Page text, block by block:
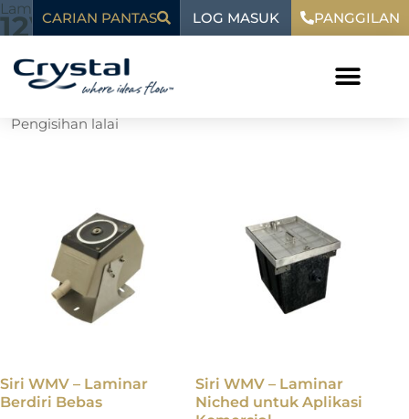
kandungan
Langkau
ke
CARIAN PANTAS LOG MASUK PANGGILAN
Laman Utama» 12VDC
12VDC
Menunjukkan kesemua 8 keputusan
Siri WMV – Laminar
Berdiri Bebas
Siri WMV – Laminar
Niched untuk Aplikasi